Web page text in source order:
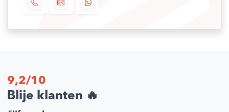
9,2/10
Blije klanten 🔥